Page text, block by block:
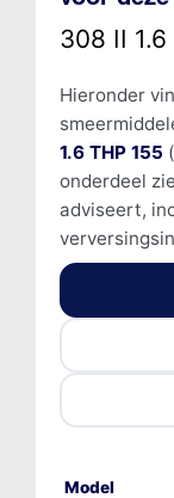
308 II 1.6
Hieronder
1.6 THP 155
onderdeel
adviseert,
Model